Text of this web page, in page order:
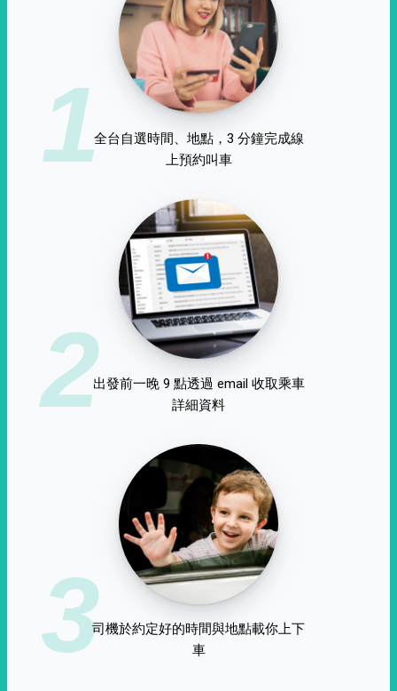
1全台自選時間、地點，3 分鐘完成線
上預約叫車
2出發前一晚 9 點透過 email 收取乘車
詳細資料
3司機於約定好的時間與地點載你上下
車